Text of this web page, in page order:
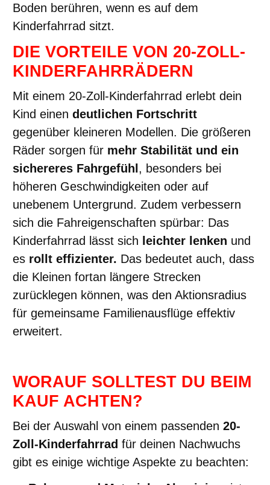
Boden berühren, wenn es auf dem
Kinderfahrrad sitzt.
DIE VORTEILE VON 20-ZOLL-
KINDERFAHRRÄDERN
Mit einem 20-Zoll-Kinderfahrrad erlebt dein
Kind einen deutlichen Fortschritt
gegenüber kleineren Modellen. Die größeren
Räder sorgen für mehr Stabilität und ein
sichereres Fahrgefühl , besonders bei
höheren Geschwindigkeiten oder auf
unebenem Untergrund. Zudem verbessern
sich die Fahreigenschaften spürbar: Das
Kinderfahrrad lässt sich leichter lenken und
es rollt effizienter. Das bedeutet auch, dass
die Kleinen fortan längere Strecken
zurücklegen können, was den Aktionsradius
für gemeinsame Familienausflüge effektiv
erweitert.
WORAUF SOLLTEST DU BEIM
KAUF ACHTEN?
Bei der Auswahl von einem passenden 20-
Zoll-Kinderfahrrad für deinen Nachwuchs
gibt es einige wichtige Aspekte zu beachten: